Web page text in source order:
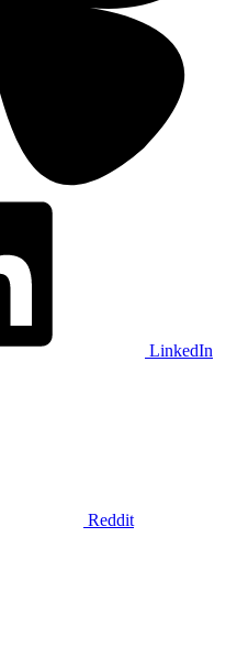
LinkedIn
Reddit